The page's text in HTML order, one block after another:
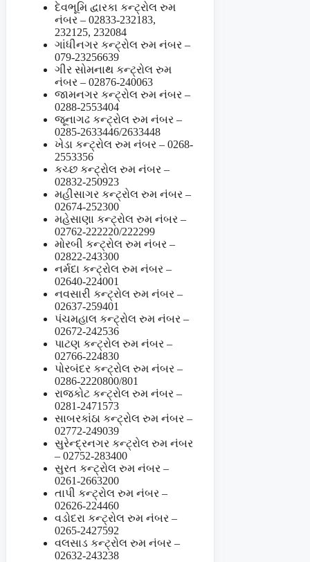
દેવભૂમિ દ્વારકા કન્ટ્રોલ રુમ
નંબર – 02833-232183,
232125, 232084
ગાંધીનગર કન્ટ્રોલ રુમ નંબર –
079-23256639
ગીર સોમનાથ કન્ટ્રોલ રુમ
નંબર – 02876-240063
જામનગર કન્ટ્રોલ રુમ નંબર –
0288-2553404
જૂનાગઢ કન્ટ્રોલ રુમ નંબર –
0285-2633446/2633448
ખેડા કન્ટ્રોલ રુમ નંબર – 0268-
2553356
કચ્છ કન્ટ્રોલ રુમ નંબર –
02832-250923
મહીસાગર કન્ટ્રોલ રુમ નંબર –
02674-252300
મહેસાણા કન્ટ્રોલ રુમ નંબર –
02762-222220/222299
મોરબી કન્ટ્રોલ રુમ નંબર –
02822-243300
નર્મદા કન્ટ્રોલ રુમ નંબર –
02640-224001
નવસારી કન્ટ્રોલ રુમ નંબર –
02637-259401
પંચમહાલ કન્ટ્રોલ રુમ નંબર –
02672-242536
પાટણ કન્ટ્રોલ રુમ નંબર –
02766-224830
પોરબંદર કન્ટ્રોલ રુમ નંબર –
0286-2220800/801
રાજકોટ કન્ટ્રોલ રુમ નંબર –
0281-2471573
સાબરકાંઠા કન્ટ્રોલ રુમ નંબર –
02772-249039
સુરેન્દ્રનગર કન્ટ્રોલ રુમ નંબર
– 02752-283400
સુરત કન્ટ્રોલ રુમ નંબર –
0261-2663200
તાપી કન્ટ્રોલ રુમ નંબર –
02626-224460
વડોદરા કન્ટ્રોલ રુમ નંબર –
0265-2427592
વલસાડ કન્ટ્રોલ રુમ નંબર –
02632-243238